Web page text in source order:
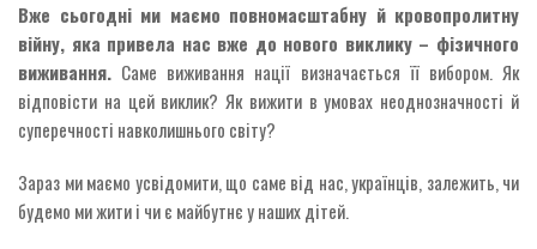
Вже сьогодні ми маємо повномасштабну й кровопролитну
війну, яка привела нас вже до нового виклику – фізичного
виживання. Саме виживання нації визначається її вибором. Як
відповісти на цей виклик? Як вижити в умовах неоднозначності й
суперечності навколишнього світу?
Зараз ми маємо усвідомити, що саме від нас, українців, залежить, чи
будемо ми жити і чи є майбутнє у наших дітей.